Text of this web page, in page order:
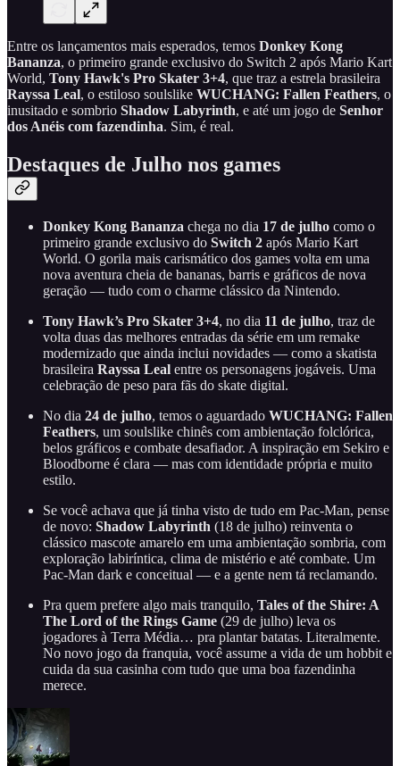
Entre os lançamentos mais esperados, temos Donkey Kong
Bananza, o primeiro grande exclusivo do Switch 2 após Mario Kart
World, Tony Hawk's Pro Skater 3+4, que traz a estrela brasileira
Rayssa Leal, o estiloso soulslike WUCHANG: Fallen Feathers, o
inusitado e sombrio Shadow Labyrinth, e até um jogo de Senhor
dos Anéis com fazendinha. Sim, é real.
Destaques de Julho nos games
Donkey Kong Bananza chega no dia 17 de julho como o
primeiro grande exclusivo do Switch 2 após Mario Kart
World. O gorila mais carismático dos games volta em uma
nova aventura cheia de bananas, barris e gráficos de nova
geração — tudo com o charme clássico da Nintendo.
Tony Hawk’s Pro Skater 3+4, no dia 11 de julho, traz de
volta duas das melhores entradas da série em um remake
modernizado que ainda inclui novidades — como a skatista
brasileira Rayssa Leal entre os personagens jogáveis. Uma
celebração de peso para fãs do skate digital.
No dia 24 de julho, temos o aguardado WUCHANG: Fallen
Feathers, um soulslike chinês com ambientação folclórica,
belos gráficos e combate desafiador. A inspiração em Sekiro e
Bloodborne é clara — mas com identidade própria e muito
estilo.
Se você achava que já tinha visto de tudo em Pac-Man, pense
de novo: Shadow Labyrinth (18 de julho) reinventa o
clássico mascote amarelo em uma ambientação sombria, com
exploração labiríntica, clima de mistério e até combate. Um
Pac-Man dark e conceitual — e a gente nem tá reclamando.
Pra quem prefere algo mais tranquilo, Tales of the Shire: A
The Lord of the Rings Game (29 de julho) leva os
jogadores à Terra Média… pra plantar batatas. Literalmente.
No novo jogo da franquia, você assume a vida de um hobbit e
cuida da sua casinha com tudo que uma boa fazendinha
merece.